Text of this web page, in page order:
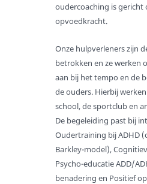
oudercoaching is gericht
opvoedkracht.
Onze hulpverleners zijn
betrokken en ze werken
aan bij het tempo en de
de ouders. Hierbij
school, de sportclub en
De begeleiding past bij
Oudertraining bij ADHD
Barkley-model),
Psycho-educatie ADD/
benadering en Positief
Bij wet- en
Toekomstbestendige
Samenwerking met
Interventies
Wachttijden
Kwaliteit en veiligheid
Fraudebeleid
Aanmelden